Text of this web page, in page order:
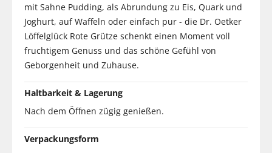
mit Sahne Pudding, als Abrundung zu Eis, Quark und
Joghurt, auf Waffeln oder einfach pur - die Dr. Oetker
Löffelglück Rote Grütze schenkt einen Moment voll
fruchtigem Genuss und das schöne Gefühl von
Geborgenheit und Zuhause.
Haltbarkeit & Lagerung
Nach dem Öffnen zügig genießen.
Verpackungsform